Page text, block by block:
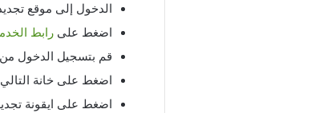
الدخول إلى موقع
اضغط على رابط
قم بتسجيل الدخول من
اضغط على خانة
اضغط على ايقونة